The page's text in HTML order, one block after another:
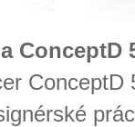
Con­ceptD
Con­ceptD